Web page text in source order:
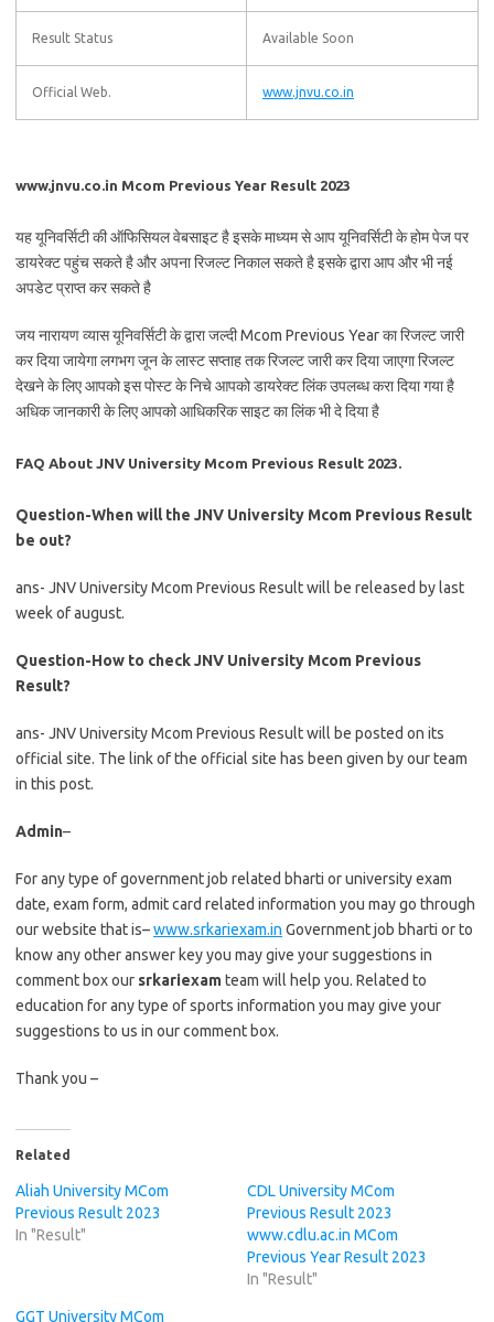
Result Status Available Soon
Official Web. www.jnvu.co.in
www.jnvu.co.in Mcom Previous Year Result 2023
यह यूनिवर्सिटी की ऑफिसियल वेबसाइट है इसके माध्यम से आप यूनिवर्सिटी के होम पेज पर
डायरेक्ट पहुंच सकते है और अपना रिजल्ट निकाल सकते है इसके द्वारा आप और भी नई
अपडेट प्राप्त कर सकते है
जय नारायण व्यास यूनिवर्सिटी के द्वारा जल्दी Mcom Previous Year का रिजल्ट जारी
कर दिया जायेगा लगभग जून के लास्ट सप्ताह तक रिजल्ट जारी कर दिया जाएगा रिजल्ट
देखने के लिए आपको इस पोस्ट के निचे आपको डायरेक्ट लिंक उपलब्ध करा दिया गया है
अधिक जानकारी के लिए आपको आधिकरिक साइट का लिंक भी दे दिया है
FAQ About JNV University Mcom Previous Result 2023.
Question-When will the JNV University Mcom Previous Result
be out?
ans- JNV University Mcom Previous Result will be released by last
week of august.
Question-How to check JNV University Mcom Previous
Result?
ans- JNV University Mcom Previous Result will be posted on its
official site. The link of the official site has been given by our team
in this post.
Admin–
For any type of government job related bharti or university exam
date, exam form, admit card related information you may go through
our website that is–www.srkariexam.in Government job bharti or to
know any other answer key you may give your suggestions in
comment box our srkariexamteam will help you. Related to
education for any type of sports information you may give your
suggestions to us in our comment box.
Thank you –
Related
Aliah University MCom
Previous Result 2023
In "Result"
CDL University MCom
Previous Result 2023
www.cdlu.ac.in MCom
Previous Year Result 2023
In "Result"
GGT University MCom